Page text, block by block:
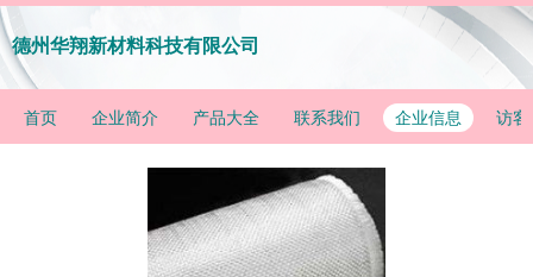
德州华翔新材料科技有限公司
首页 企业简介 产品大全 联系我们 企业信息 访客